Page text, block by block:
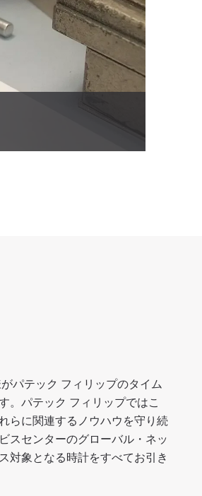
パテック フィリップのタイム
。パテック フィリップではこ
らに関連するノウハウを守り続
スセンターのグローバル・ネッ
対象となる時計をすべてお引き